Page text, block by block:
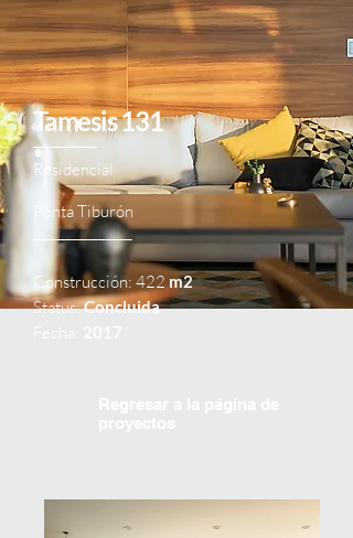
Tamesis 131
___________
Residencial
Punta Tiburón
_______________
Construcción: 422 m2
Status:Concluida